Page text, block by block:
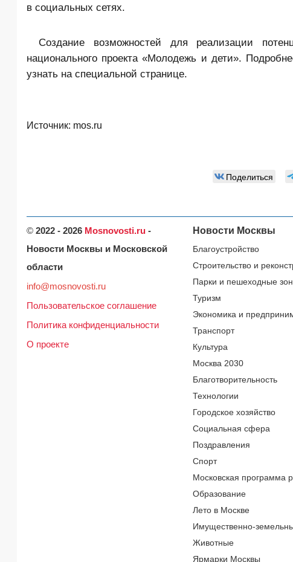
в социальных сетях.
Создание возможностей для реализации
национального проекта «Молодежь и дети».
узнать на специальной странице.
Источник: mos.ru
Поделиться
© 2022 - 2026 Mosnovosti.ru -
Новости Москвы и Московской
области
info@mosnovosti.ru
Пользовательское соглашение
Политика конфиденциальности
О проекте
Новости Москвы
Благоустройство
Строительство и
Парки и пешеходные
Туризм
Экономика и
Транспорт
Культура
Москва 2030
Благотворительность
Технологии
Городское хозяйство
Социальная сфера
Поздравления
Спорт
Московская программа
Образование
Лето в Москве
Имущественно-
Животные
Ярмарки Москвы